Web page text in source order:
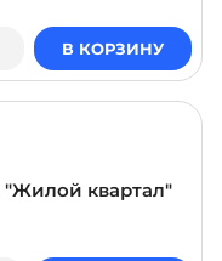
В КОРЗИНУ
квартал"